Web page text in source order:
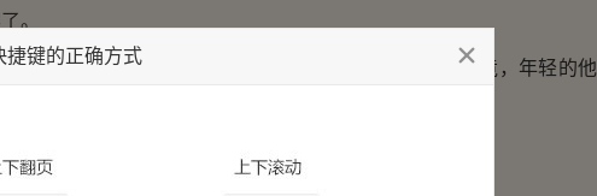
。
生而成，就连关羽张飞面临初战也会激动不已。毕竟，年轻的他
度。
捷键的正确方式